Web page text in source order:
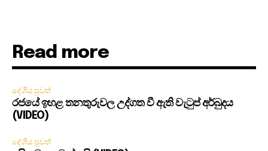
Read more
දේශීය පුවත්
රජයේ ඉහළ තනතුරුවල උද්ගත වී ඇති වැටුප් අර්බුදය
(VIDEO)
දේශීය පුවත්